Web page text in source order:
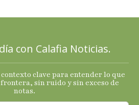
con Calafia Noticias.
clave para entender lo que
sin ruido y sin exceso de
notas.